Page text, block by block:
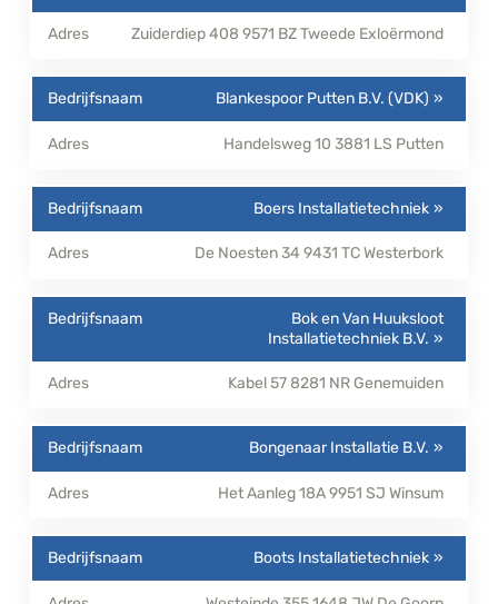
Zuiderdiep 408 9571 BZTweede Exloërmond
Blankespoor Putten B.V. (VDK)
Handelsweg 10 3881 LS Putten
Boers Installatietechniek
De Noesten 34 9431 TCWesterbork
Bok en Van Huuksloot
Installatietechniek B.V.
Kabel 578281 NR Genemuiden
Bongenaar Installatie B.V.
Het Aanleg 18A9951 SJ Winsum
Boots Installatietechniek